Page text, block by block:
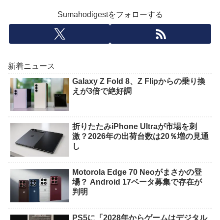
Sumahodigestをフォローする
新着ニュース
Galaxy Z Fold 8、Z Flipからの乗り換
えが3倍で絶好調
折りたたみiPhone Ultraが市場を刺
激？2026年の出荷台数は20％増の見通
し
Motorola Edge 70 Neoがまさかの登
場？ Android 17ベータ募集で存在が
判明
PS5に「2028年からゲームはデジタル